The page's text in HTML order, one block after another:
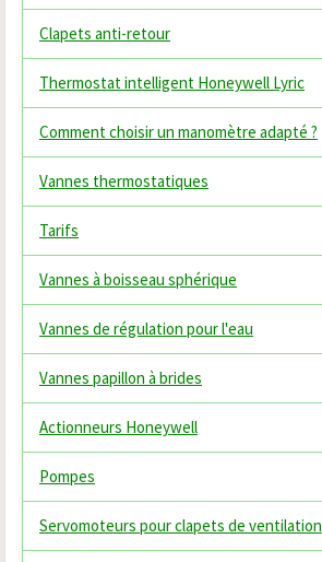
Clapets anti-retour
Thermostat intelligent Honeywell Lyric
Comment choisir un manomètre adapté ?
Vannes thermostatiques
Tarifs
Vannes à boisseau sphérique
Vannes de régulation pour l'eau
Vannes papillon à brides
Actionneurs Honeywell
Pompes
Servomoteurs pour clapets de ventilation